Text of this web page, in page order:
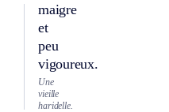
maigre
et
peu
vigoureux.
Une
vieille
haridelle.